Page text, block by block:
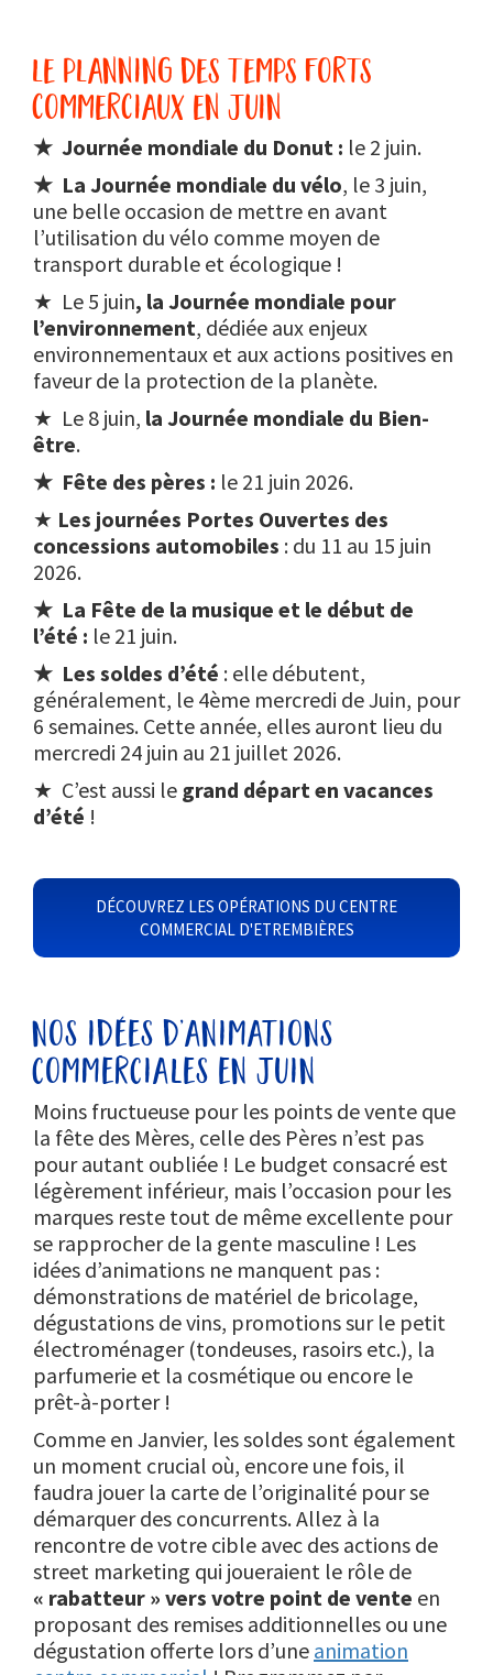
le planning des temps forts
commerciaux en juin
★ Journée mondiale du Donut : le 2 juin.
★ La Journée mondiale du vélo, le 3 juin,
une belle occasion de mettre en avant
l’utilisation du vélo comme moyen de
transport durable et écologique !
★ Le 5 juin, la Journée mondiale pour
l’environnement, dédiée aux enjeux
environnementaux et aux actions positives en
faveur de la protection de la planète.
★ Le 8 juin, la Journée mondiale du Bien-
être.
★ Fête des pères : le 21 juin 2026.
★ Les journées Portes Ouvertes des
concessions automobiles : du 11 au 15 juin
2026.
★ La Fête de la musique et le début de
l’été : le 21 juin.
★ Les soldes d’été : elle débutent,
généralement, le 4ème mercredi de Juin, pour
6 semaines. Cette année, elles auront lieu du
mercredi 24 juin au 21 juillet 2026.
★ C’est aussi le grand départ en vacances
d’été !
DÉCOUVREZ LES OPÉRATIONS DU CENTRE
COMMERCIAL D'ETREMBIÈRES
nos idées d’animations
commerciales en juin
Moins fructueuse pour les points de vente que
la fête des Mères, celle des Pères n’est pas
pour autant oubliée ! Le budget consacré est
légèrement inférieur, mais l’occasion pour les
marques reste tout de même excellente pour
se rapprocher de la gente masculine ! Les
idées d’animations ne manquent pas :
démonstrations de matériel de bricolage,
dégustations de vins, promotions sur le petit
électroménager (tondeuses, rasoirs etc.), la
parfumerie et la cosmétique ou encore le
prêt-à-porter !
Comme en Janvier, les soldes sont également
un moment crucial où, encore une fois, il
faudra jouer la carte de l’originalité pour se
démarquer des concurrents. Allez à la
rencontre de votre cible avec des actions de
street marketing qui joueraient le rôle de
« rabatteur » vers votre point de vente en
proposant des remises additionnelles ou une
dégustation offerte lors d’une animation